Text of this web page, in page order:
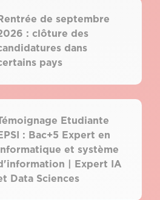
Rentrée de septembre
: clôture des
dans
pays
Etudiante
EPSI : Bac+5 Expert en
et système
| Expert IA
Data Sciences